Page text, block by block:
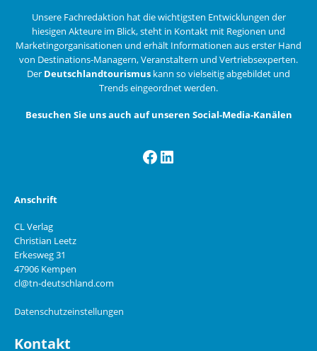
Unsere Fachredaktion hat die wichtigsten Entwicklungen der
hiesigen Akteure im Blick, steht in Kontakt mit Regionen und
Marketingorganisationen und erhält Informationen aus erster Hand
von Destinations-Managern, Veranstaltern und Vertriebsexperten.
Der Deutschlandtourismus kann so vielseitig abgebildet und
Trends eingeordnet werden.
Besuchen Sie uns auch auf unseren Social-Media-Kanälen
Facebook
LinkedIn
Anschrift
CL Verlag
Christian Leetz
Erkesweg 31
47906 Kempen
cl@tn-deutschland.com
Datenschutzeinstellungen
Kontakt